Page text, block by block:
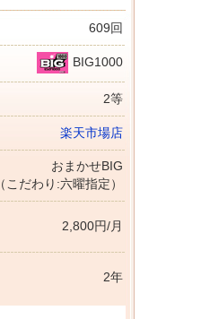
609回
BIG1000
2等
楽天市場店
おまかせBIG
（こだわり:六曜指定）
2,800円/月
2年